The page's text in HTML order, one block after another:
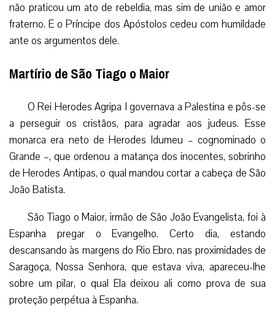
não praticou um ato de rebeldia, mas sim de união e amor
fraterno. E o Príncipe dos Apóstolos cedeu com humildade
ante os argumentos dele.
Martírio de São Tiago o Maior
O Rei Herodes Agripa I governava a Palestina e pôs-se
a perseguir os cristãos, para agradar aos judeus. Esse
monarca era neto de Herodes Idumeu – cognominado o
Grande –, que ordenou a matança dos inocentes, sobrinho
de Herodes Antipas, o qual mandou cortar a cabeça de São
João Batista.
São Tiago o Maior, irmão de São João Evangelista, foi à
Espanha pregar o Evangelho. Certo dia, estando
descansando às margens do Rio Ebro, nas proximidades de
Saragoça, Nossa Senhora, que estava viva, apareceu-lhe
sobre um pilar, o qual Ela deixou ali como prova de sua
proteção perpétua à Espanha.